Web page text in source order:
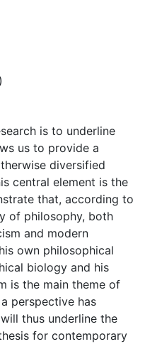
is to underline
us to provide a
diversified
central element is the
that, according to
of philosophy, both
and modern
own philosophical
biology and his
is the main theme of
perspective has
thus underline the
for contemporary